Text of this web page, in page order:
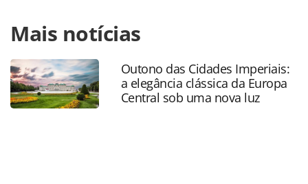
https://www.panrotas.com.br/destinos/eventos/2024/10/
do-rio-tera-shows-de-caetano-bethania-ivete-sangalo-e-
anitta_210569.html ou as ferramentas oferecidas na
página. Todo o conteúdo produzido pela PANROTAS
Editora é protegido pela legislação brasileira sobre direito
autoral. Não reproduza o conteúdo sem autorização da
Mais notícias
Outono das Cidades Imperiais:
a elegância clássica da Europa
Central sob uma nova luz